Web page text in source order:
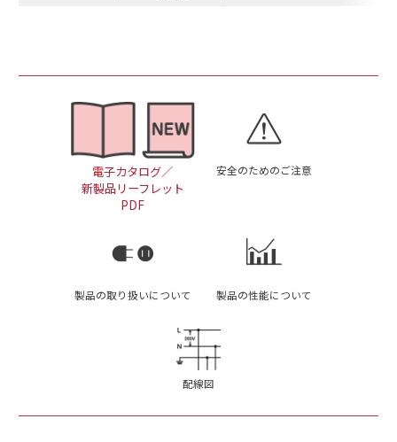
電子カタログ／
新製品リーフレット
PDF
安全のためのご注意
製品の取り扱いについて 製品の性能について
配線図